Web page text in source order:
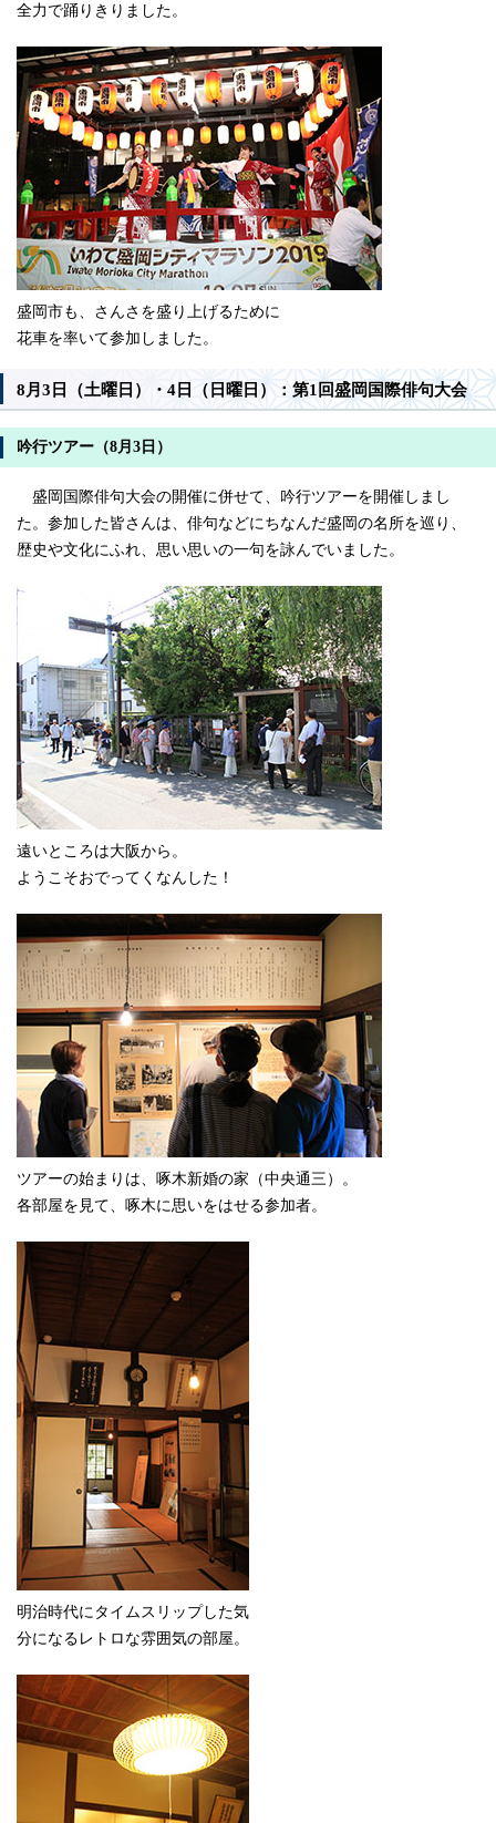
全力で踊りきりました。
盛岡市も、さんさを盛り上げるために
花車を率いて参加しました。
8月3日（土曜日）・4日（日曜日）：第1回盛岡国際俳句大会
吟行ツアー（8月3日）
盛岡国際俳句大会の開催に併せて、吟行ツアーを開催しまし
た。参加した皆さんは、俳句などにちなんだ盛岡の名所を巡り、
歴史や文化にふれ、思い思いの一句を詠んでいました。
遠いところは大阪から。
ようこそおでってくなんした！
ツアーの始まりは、啄木新婚の家（中央通三）。
各部屋を見て、啄木に思いをはせる参加者。
明治時代にタイムスリップした気
分になるレトロな雰囲気の部屋。